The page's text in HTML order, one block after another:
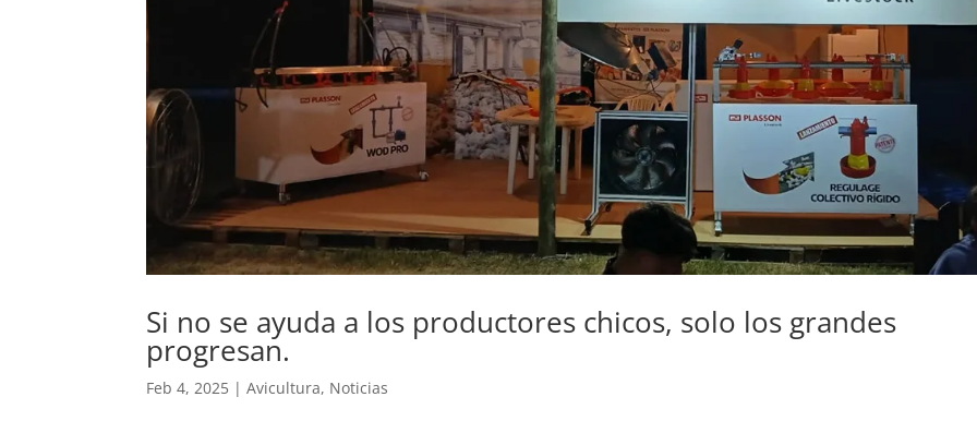
Si no se ayuda a los productores chicos, solo los grandes
progresan.
Feb 4, 2025 |Avicultura, Noticias